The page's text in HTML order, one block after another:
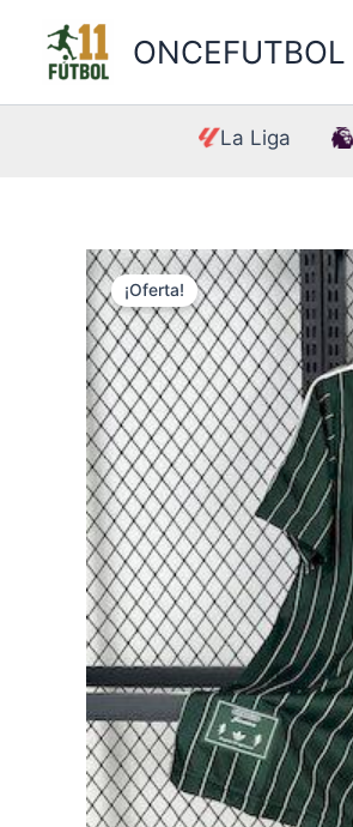
contenido
ONCEFUTBOL
La Liga
¡Oferta!